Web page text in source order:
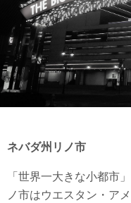
ネバダ州リノ市
「世界一大きな小都市
ノ市はウエスタン・ア